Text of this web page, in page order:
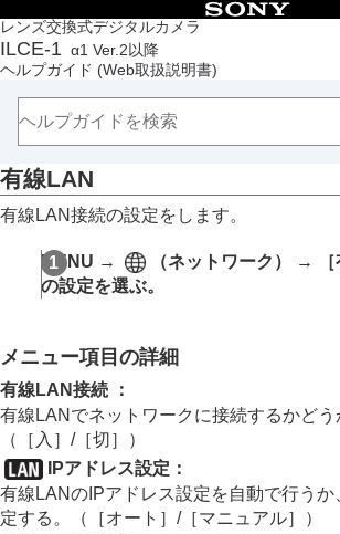
レンズ交換式デジタルカメラ
ILCE-1 α1 Ver.2以降
ヘルプガイド (Web取扱説明書)
目次
トップページ
ヘルプガイドの使いかた
本体と付属品を確認する
本機の基本操作
準備/基本的な撮影
MENU一覧から機能を探す
カメラをカスタマイズする
再生する
ファイルの設定
ネットワークの設定
Wi-Fi接続
アクセスポイント簡単登録
アクセスポイント手動登録
Wi-Fi周波数帯
Wi-Fi情報表示
SSID・PWリセット
有線LAN
有線LAN接続の設定をします。
MENU → （ネットワーク ） →
の設定を選ぶ。
メニュー項目の詳細
有線LAN接続
：
有線LANでネットワークに接続するかどう
（
［入］ /［切］
）
IPアドレス設定 ：
有線LANのIPアドレス設定を自動で行う
定する。（
［オート］ /［マニュアル］
）